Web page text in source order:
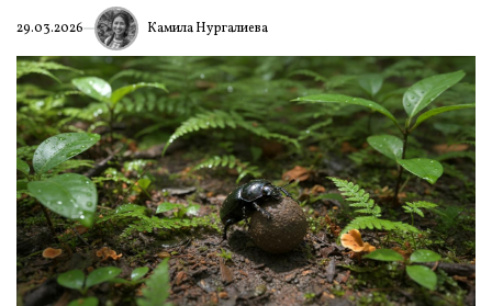
29.03.2026 Камила Нургалиева